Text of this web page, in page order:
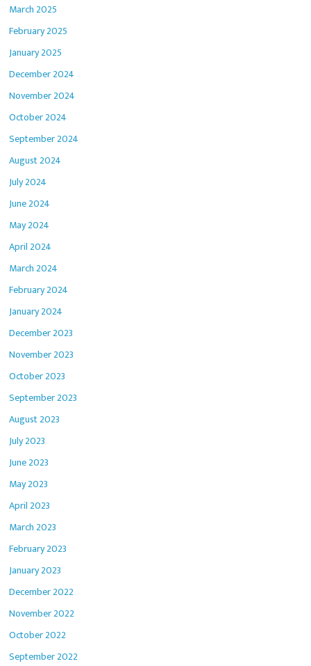
March 2025
February 2025
January 2025
December 2024
November 2024
October 2024
September 2024
August 2024
July 2024
June 2024
May 2024
April 2024
March 2024
February 2024
January 2024
December 2023
November 2023
October 2023
September 2023
August 2023
July 2023
June 2023
May 2023
April 2023
March 2023
February 2023
January 2023
December 2022
November 2022
October 2022
September 2022